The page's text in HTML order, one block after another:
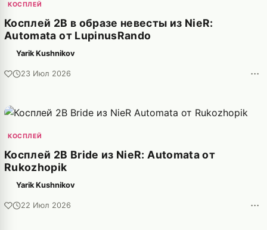
КОСПЛЕЙ
Косплей 2B в образе невесты из NieR:
Automata от LupinusRando
Yarik Kushnikov
23 Июл 2026 ···
КОСПЛЕЙ
Косплей 2B Bride из NieR: Automata от
Rukozhopik
Yarik Kushnikov
22 Июл 2026 ···